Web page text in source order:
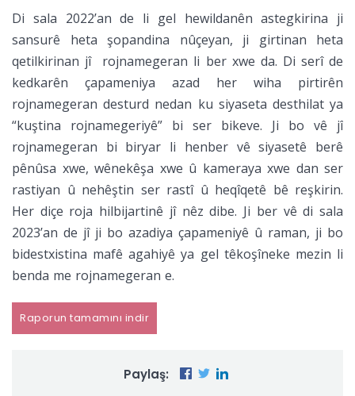
Di sala 2022’an de li gel hewildanên astegkirina ji
sansurê heta şopandina nûçeyan, ji girtinan heta
qetilkirinan jî rojnamegeran li ber xwe da. Di serî de
kedkarên çapameniya azad her wiha pirtirên
rojnamegeran desturd nedan ku siyaseta desthilat ya
“kuştina rojnamegeriyê” bi ser bikeve. Ji bo vê jî
rojnamegeran bi biryar li henber vê siyasetê berê
pênûsa xwe, wênekêşa xwe û kameraya xwe dan ser
rastiyan û nehêştin ser rastî û heqîqetê bê reşkirin.
Her diçe roja hilbijartinê jî nêz dibe. Ji ber vê di sala
2023’an de jî ji bo azadiya çapameniyê û raman, ji bo
bidestxistina mafê agahiyê ya gel têkoşîneke mezin li
benda me rojnamegeran e.
Raporun tamamını indir
Paylaş: